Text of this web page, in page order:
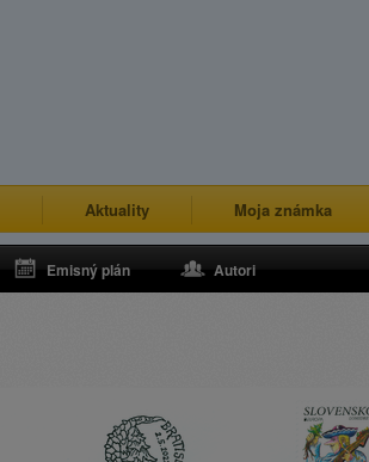
Aktuality Moja známka
Emisný plán Autori